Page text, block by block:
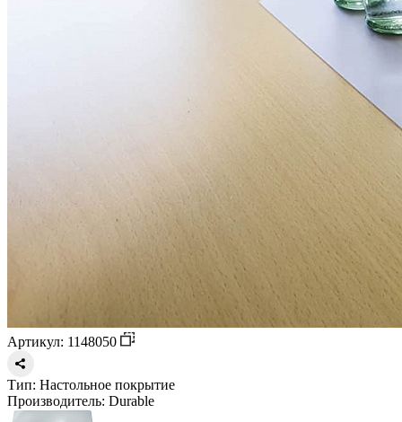
Артикул: 1148050
Тип: Настольное покрытие
Производитель: Durable